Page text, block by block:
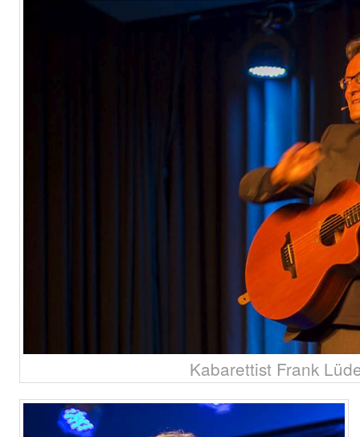
Kabarettist Frank